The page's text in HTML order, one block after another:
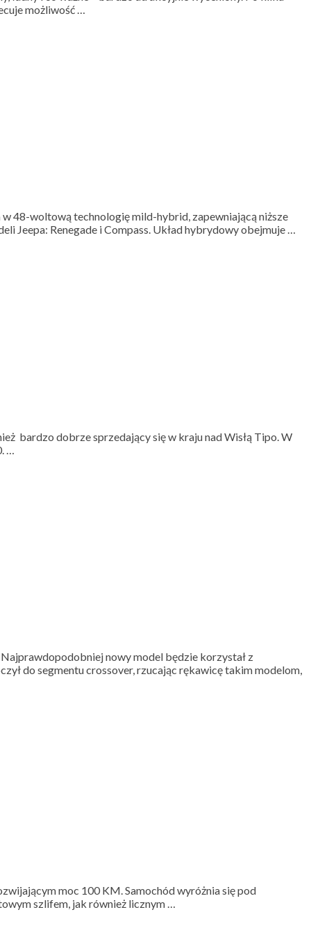
możliwość …
48-woltową technologię mild-hybrid, zapewniającą niższe
Jeepa: Renegade i Compass. Układ hybrydowy obejmuje …
bardzo dobrze sprzedający się w kraju nad Wisłą Tipo. W
…
nowy model będzie korzystał z
do segmentu crossover, rzucając rękawicę takim modelom,
moc 100 KM. Samochód wyróżnia się pod
szlifem, jak również licznym …